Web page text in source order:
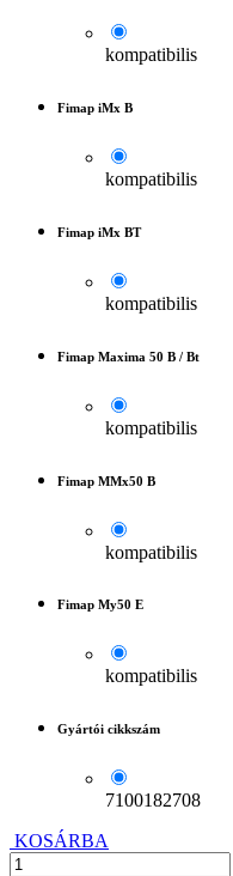
kompatibilis
Fimap iMx B
kompatibilis
Fimap iMx BT
kompatibilis
Fimap Maxima 50 B / Bt
kompatibilis
Fimap MMx50 B
kompatibilis
Fimap My50 E
kompatibilis
Gyártói cikkszám
7100182708
KOSÁRBA